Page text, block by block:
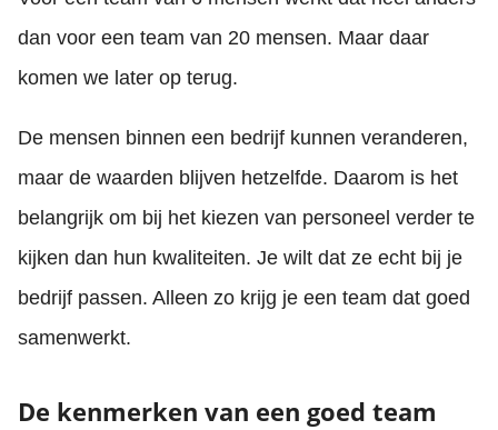
dan voor een team van 20 mensen. Maar daar
komen we later op terug.
De mensen binnen een bedrijf kunnen veranderen,
maar de waarden blijven hetzelfde. Daarom is het
belangrijk om bij het kiezen van personeel verder te
kijken dan hun kwaliteiten. Je wilt dat ze echt bij je
bedrijf passen. Alleen zo krijg je een team dat goed
samenwerkt.
De kenmerken van een goed team